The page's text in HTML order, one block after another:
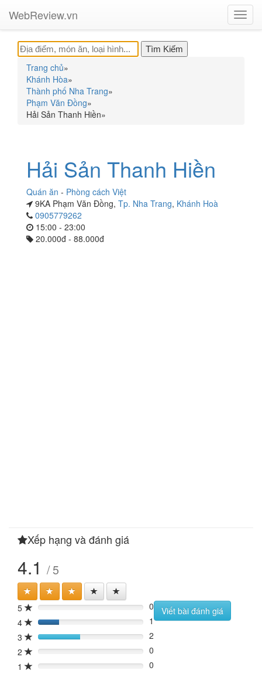
WebReview.vn
Trang chủ»
Khánh Hòa»
Thành phố Nha Trang»
Phạm Văn Đồng»
Hải Sản Thanh Hiền»
Hải Sản Thanh Hiền
Quán ăn - Phòng cách Việt
9KA Phạm Văn Đồng, Tp. Nha Trang, Khánh Hoà
0905779262
15:00 - 23:00
20.000đ - 88.000đ
Xếp hạng và đánh giá
4.1 / 5
5 0%
0
4
20%
1
3
40%
2
2
0%
0
1
0% 0
Viết bài đánh giá